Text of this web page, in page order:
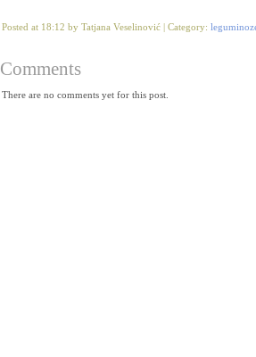
Posted at 18:12 by Tatjana Veselinović | Category:
Comments
There are no comments yet for this post.